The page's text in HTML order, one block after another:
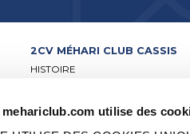
mehariclub.com utilise des
2CV MÉHARI CLUB CASSIS
HISTOIRE
VISITE DE NOS ATELIERS
RÉSEAU DISTRIBUTEURS